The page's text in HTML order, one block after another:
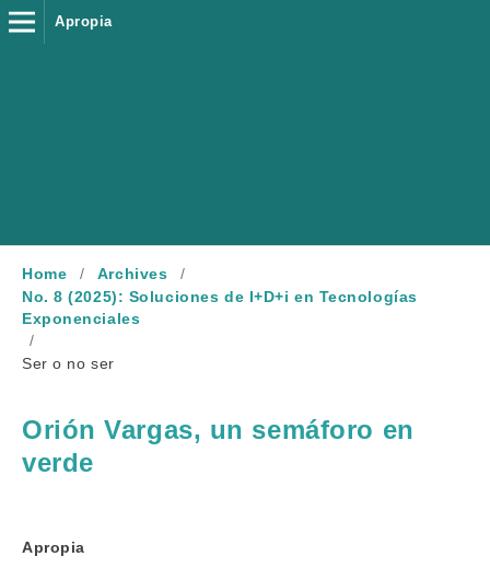
Apropia
Home / Archives
/
No. 8 (2025): Soluciones de I+D+i en Tecnologías
Exponenciales
/
Ser o no ser
Orión Vargas, un semáforo en
verde
Apropia